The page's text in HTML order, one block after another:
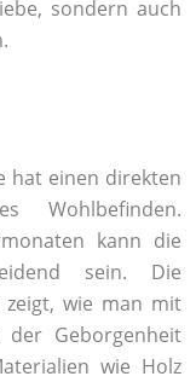
sondern auch
hat einen direkten
Wohlbefinden.
kann die
sein. Die
zeigt, wie man mit
Geborgenheit
wie Holz